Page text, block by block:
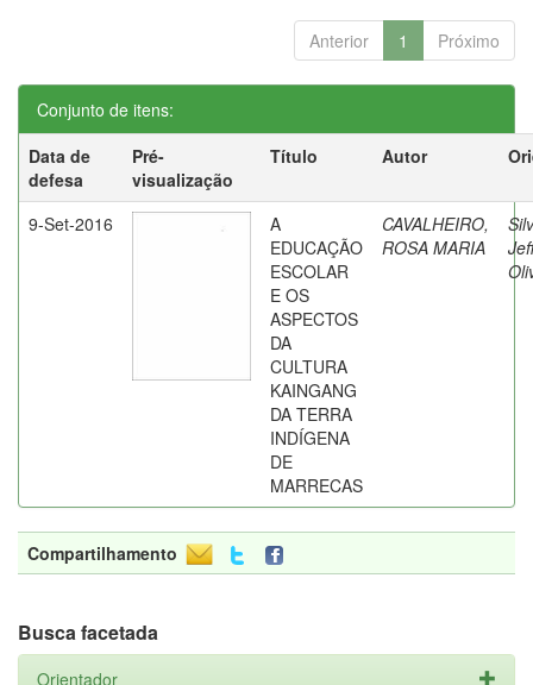
Anterior 1 Próximo
Conjunto de itens:
Data de
defesa
Pré-
visualização
Título Autor
9-Set-2016
A
EDUCAÇÃO
ESCOLAR
E OS
ASPECTOS
DA
CULTURA
KAINGANG
DA TERRA
INDÍGENA
DE
MARRECAS
CAVALHEIRO,
ROSA MARIA
Compartilhamento
Busca facetada
Orientador